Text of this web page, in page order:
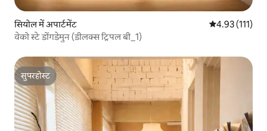
सियोल में अपार्टमेंट औसत रेटिंग 5 में से
4.93 (111)
वेको स्टे डोंगडेमुन (डीलक्स ट्रिपल बी_1)
सुपरहोस्ट
सुपरहोस्ट